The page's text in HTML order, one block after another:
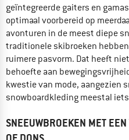
geïntegreerde gaiters en
optimaal voorbereid op
avonturen in de meest diepe
traditionele skibroeken
ruimere pasvorm. Dat heeft
behoefte aan
kwestie van mode, aangezien
snowboardkleding meestal
SNEEUWBROEKEN MET